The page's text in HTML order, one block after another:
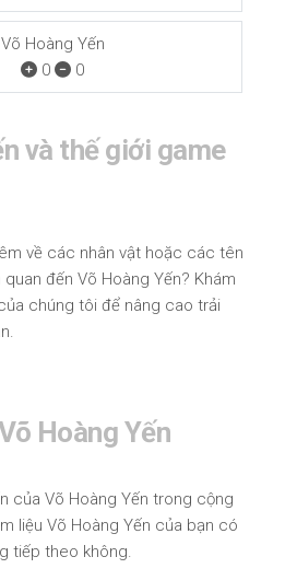
Võ Hoàng Yến
0
0
và thế giới game
về các nhân vật hoặc các tên
đến Võ Hoàng Yến? Khám
chúng tôi để nâng cao trải
Hoàng Yến
của Võ Hoàng Yến trong cộng
liệu Võ Hoàng Yến của bạn có
tiếp theo không.